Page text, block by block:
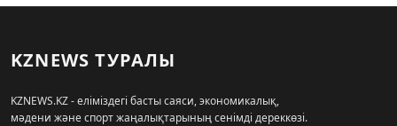
KZNEWS ТУРАЛЫ
KZNEWS.KZ - еліміздегі басты саяси, экономикалық,
мәдени және спорт жаңалықтарының сенімді дереккөзі.